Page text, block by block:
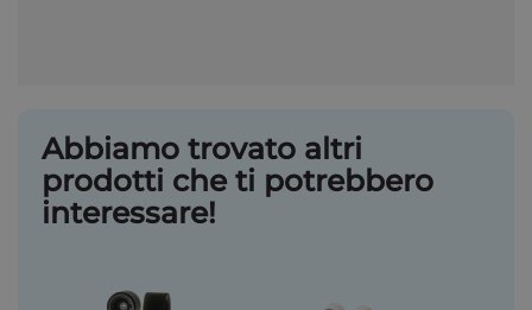
Abbiamo trovato altri
prodotti che ti potrebbero
interessare!